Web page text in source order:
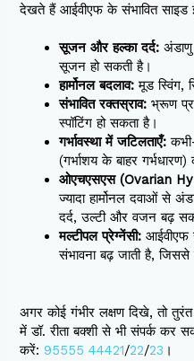
देखते हैं आईवीएफ के संभावित
सूजन और हल्का दर्द:
सूजन हो सकती है।
हार्मोनल बदलाव:मूड स्विंग,
संभावित रक्तस्राव: भ्रूण
स्पॉटिंग हो सकता है।
गर्भावस्था में जटिलताएँ:
(गर्भाशय के बाहर
ओएचएसएस (Ovarian
ज्यादा हार्मोनल दवाओं
दर्द, उल्टी और वजन बढ़
मल्टीपल प्रेग्नेंसी: आईवीएफ
संभावना बढ़ जाती है, जिससे
अगर कोई गंभीर लक्षण दिखे, तो
में डॉ. रीता बक्शी से भी संपर्क कर
करें:95555 44421/22/23 ।